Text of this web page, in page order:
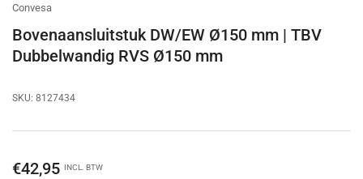
Convesa
Bovenaansluitstuk DW/EW Ø150 mm | TBV
Dubbelwandig RVS Ø150 mm
SKU: 8127434
Normale
€42,95 INCL. BTW